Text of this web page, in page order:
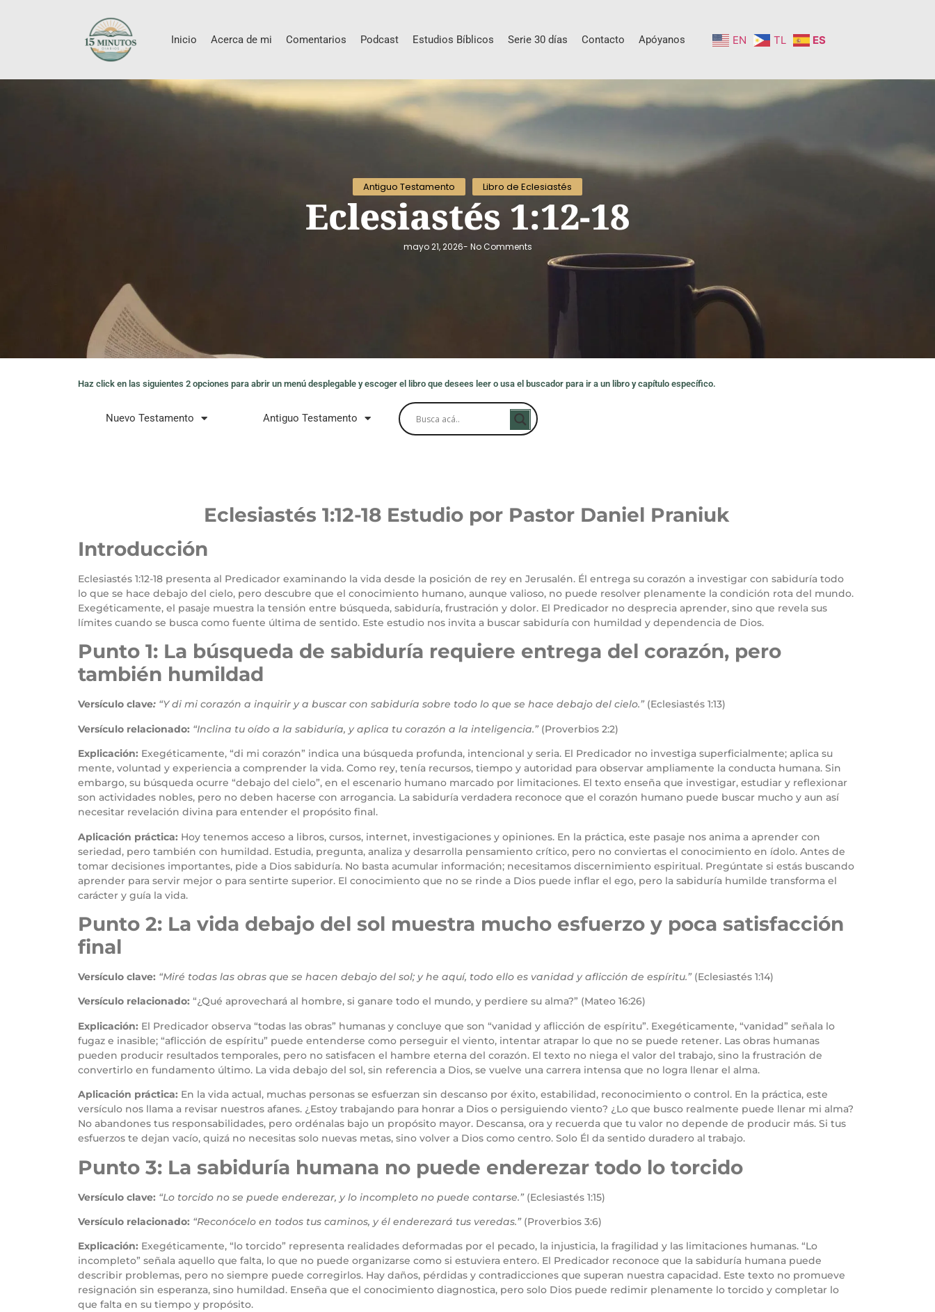
Inicio Acerca de mi Comentarios Podcast Estudios Bíblicos Serie 30 días Contacto Apóyanos EN TL ES
Antiguo Testamento Libro de Eclesiastés
Eclesiastés 1:12-18
mayo 21, 2026- No Comments
Haz click en las siguientes 2 opciones para abrir un menú desplegable y escoger el libro que desees leer o usa el buscador para ir a un libro y capítulo específico.
Nuevo Testamento Antiguo Testamento
Eclesiastés 1:12-18 Estudio por Pastor Daniel Praniuk
Introducción
Eclesiastés 1:12-18 presenta al Predicador examinando la vida desde la posición de rey en Jerusalén. Él entrega su corazón a investigar con sabiduría todo
lo que se hace debajo del cielo, pero descubre que el conocimiento humano, aunque valioso, no puede resolver plenamente la condición rota del mundo.
Exegéticamente, el pasaje muestra la tensión entre búsqueda, sabiduría, frustración y dolor. El Predicador no desprecia aprender, sino que revela sus
límites cuando se busca como fuente última de sentido. Este estudio nos invita a buscar sabiduría con humildad y dependencia de Dios.
Punto 1: La búsqueda de sabiduría requiere entrega del corazón, pero
también humildad
Versículo clave: “Y di mi corazón a inquirir y a buscar con sabiduría sobre todo lo que se hace debajo del cielo.”(Eclesiastés 1:13)
Versículo relacionado: “Inclina tu oído a la sabiduría, y aplica tu corazón a la inteligencia.”(Proverbios 2:2)
Explicación: Exegéticamente, “di mi corazón” indica una búsqueda profunda, intencional y seria. El Predicador no investiga superficialmente; aplica su
mente, voluntad y experiencia a comprender la vida. Como rey, tenía recursos, tiempo y autoridad para observar ampliamente la conducta humana. Sin
embargo, su búsqueda ocurre “debajo del cielo”, en el escenario humano marcado por limitaciones. El texto enseña que investigar, estudiar y reflexionar
son actividades nobles, pero no deben hacerse con arrogancia. La sabiduría verdadera reconoce que el corazón humano puede buscar mucho y aun así
necesitar revelación divina para entender el propósito final.
Aplicación práctica: Hoy tenemos acceso a libros, cursos, internet, investigaciones y opiniones. En la práctica, este pasaje nos anima a aprender con
seriedad, pero también con humildad. Estudia, pregunta, analiza y desarrolla pensamiento crítico, pero no conviertas el conocimiento en ídolo. Antes de
tomar decisiones importantes, pide a Dios sabiduría. No basta acumular información; necesitamos discernimiento espiritual. Pregúntate si estás buscando
aprender para servir mejor o para sentirte superior. El conocimiento que no se rinde a Dios puede inflar el ego, pero la sabiduría humilde transforma el
carácter y guía la vida.
Punto 2: La vida debajo del sol muestra mucho esfuerzo y poca satisfacción
final
Versículo clave: “Miré todas las obras que se hacen debajo del sol; y he aquí, todo ello es vanidad y aflicción de espíritu.”(Eclesiastés 1:14)
Versículo relacionado: “¿Qué aprovechará al hombre, si ganare todo el mundo, y perdiere su alma?” (Mateo 16:26)
Explicación: El Predicador observa “todas las obras” humanas y concluye que son “vanidad y aflicción de espíritu”. Exegéticamente, “vanidad” señala lo
fugaz e inasible; “aflicción de espíritu” puede entenderse como perseguir el viento, intentar atrapar lo que no se puede retener. Las obras humanas
pueden producir resultados temporales, pero no satisfacen el hambre eterna del corazón. El texto no niega el valor del trabajo, sino la frustración de
convertirlo en fundamento último. La vida debajo del sol, sin referencia a Dios, se vuelve una carrera intensa que no logra llenar el alma.
Aplicación práctica: En la vida actual, muchas personas se esfuerzan sin descanso por éxito, estabilidad, reconocimiento o control. En la práctica, este
versículo nos llama a revisar nuestros afanes. ¿Estoy trabajando para honrar a Dios o persiguiendo viento? ¿Lo que busco realmente puede llenar mi alma?
No abandones tus responsabilidades, pero ordénalas bajo un propósito mayor. Descansa, ora y recuerda que tu valor no depende de producir más. Si tus
esfuerzos te dejan vacío, quizá no necesitas solo nuevas metas, sino volver a Dios como centro. Solo Él da sentido duradero al trabajo.
Punto 3: La sabiduría humana no puede enderezar todo lo torcido
Versículo clave: “Lo torcido no se puede enderezar, y lo incompleto no puede contarse.”(Eclesiastés 1:15)
Versículo relacionado: “Reconócelo en todos tus caminos, y él enderezará tus veredas.”(Proverbios 3:6)
Explicación: Exegéticamente, “lo torcido” representa realidades deformadas por el pecado, la injusticia, la fragilidad y las limitaciones humanas. “Lo
incompleto” señala aquello que falta, lo que no puede organizarse como si estuviera entero. El Predicador reconoce que la sabiduría humana puede
describir problemas, pero no siempre puede corregirlos. Hay daños, pérdidas y contradicciones que superan nuestra capacidad. Este texto no promueve
resignación sin esperanza, sino humildad. Enseña que el conocimiento diagnostica, pero solo Dios puede redimir plenamente lo torcido y completar lo
que falta en su tiempo y propósito.